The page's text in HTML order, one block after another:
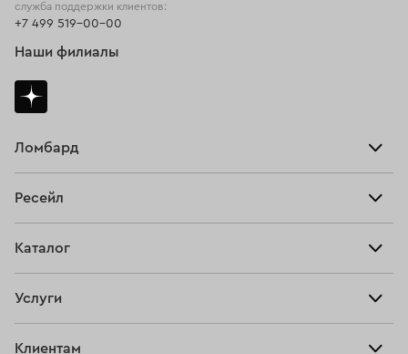
Ломбард
Тарифы
Ресейл
Купить
Каталог
Услуги
Клиентам
служба поддержки клиентов:
+7 499 519-00-00
Наши филиалы